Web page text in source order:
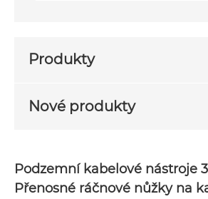
Produkty
Nové produkty
Podzemní kabelové nástroje
Přenosné ráčnové nůžky na